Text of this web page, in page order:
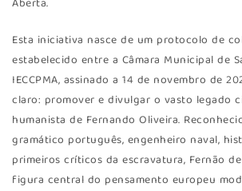
Aberta.
Esta iniciativa nasce de um protocolo de
estabelecido entre a Câmara Municipal de
IECCPMA, assinado a 14 de novembro de
claro: promover e divulgar o vasto legado
humanista de Fernando Oliveira.
gramático português, engenheiro naval,
primeiros críticos da escravatura, Fernão
figura central do pensamento europeu